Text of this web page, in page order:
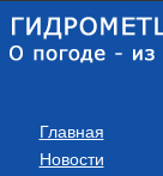
Главная
Новости